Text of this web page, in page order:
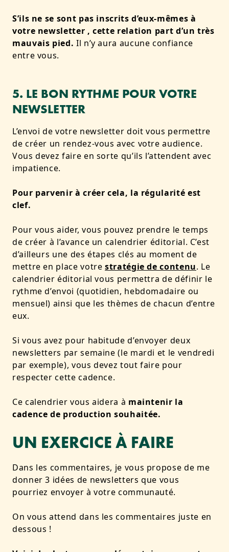
S’ils ne se sont pas inscrits d’eux-mêmes à
votre newsletter , cette relation part d’un très
mauvais pied. Il n’y aura aucune confiance
entre vous.
5. LE BON RYTHME POUR VOTRE
NEWSLETTER
L’envoi de votre newsletter doit vous permettre
de créer un rendez-vous avec votre audience.
Vous devez faire en sorte qu’ils l’attendent avec
impatience.
Pour parvenir à créer cela, la régularité est
clef.
Pour vous aider, vous pouvez prendre le temps
de créer à l’avance un calendrier éditorial. C’est
d’ailleurs une des étapes clés au moment de
mettre en place votrestratégie de contenu. Le
calendrier éditorial vous permettra de définir le
rythme d’envoi (quotidien, hebdomadaire ou
mensuel) ainsi que les thèmes de chacun d’entre
eux.
Si vous avez pour habitude d’envoyer deux
newsletters par semaine (le mardi et le vendredi
par exemple), vous devez tout faire pour
respecter cette cadence.
Ce calendrier vous aidera à maintenir la
cadence de production souhaitée.
UN EXERCICE À FAIRE
Dans les commentaires, je vous propose de me
donner 3 idées de newsletters que vous
pourriez envoyer à votre communauté.
On vous attend dans les commentaires juste en
dessous !